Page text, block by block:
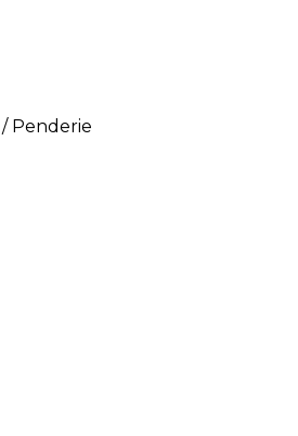
Penderie